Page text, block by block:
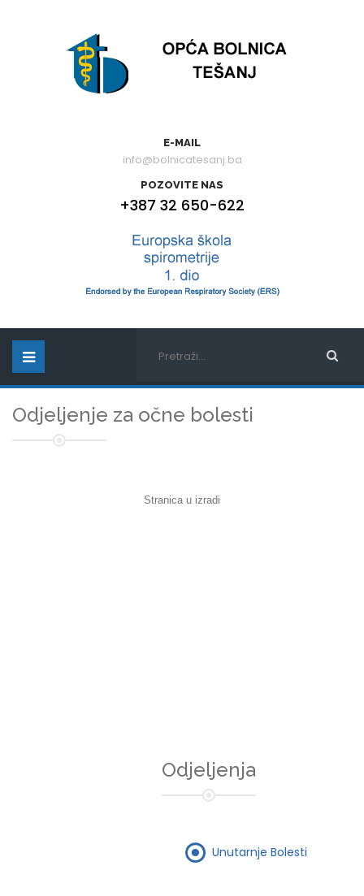
E-MAIL
info@bolnicatesanj.ba
POZOVITE NAS
+387 32 650-622
Odjeljenje za očne bolesti
Stranica u izradi
Odjeljenja
Unutarnje Bolesti